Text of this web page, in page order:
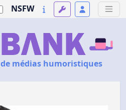
NSFW
médias humoristiques